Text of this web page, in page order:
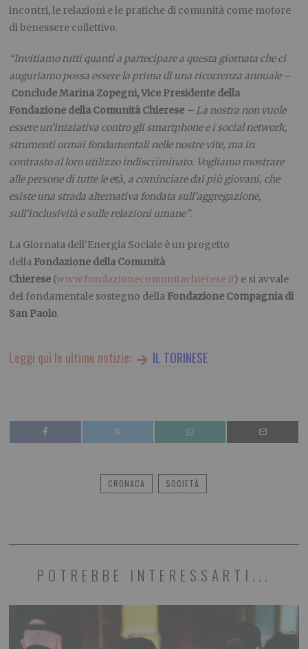
incontri, le relazioni e le pratiche di comunità come motore
di benessere collettivo.
“Invitiamo tutti quanti a partecipare a questa giornata che ci
auguriamo possa essere la prima di una ricorrenza annuale –
Conclude Marina Zopegni, Vice Presidente della
Fondazione della Comunità Chierese – La nostra non vuole
essere un’iniziativa contro gli smartphone e i social network,
strumenti ormai fondamentali nelle nostre vite, ma in
contrasto al loro utilizzo indiscriminato. Vogliamo mostrare
alle persone di tutte le età, a cominciare dai più giovani, che
esiste una strada alternativa fondata sull’aggregazione,
sull’inclusività e sulle relazioni umane”.
La Giornata dell’Energia Sociale è un progetto
della Fondazione della Comunità
Chierese (www.fondazionecomunitachierese.it) e si avvale
del fondamentale sostegno della Fondazione Compagnia di
San Paolo.
Leggi qui le ultime notizie: IL TORINESE
CRONACA SOCIETÀ
POTREBBE INTERESSARTI...